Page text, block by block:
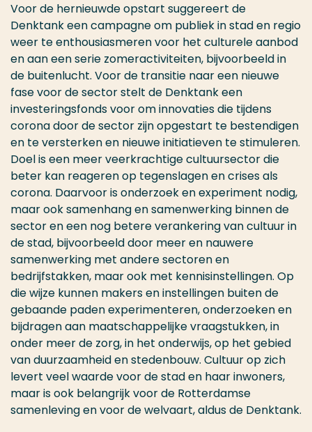
Voor de hernieuwde opstart suggereert de
Denktank een campagne om publiek in stad en regio
weer te enthousiasmeren voor het culturele aanbod
en aan een serie zomeractiviteiten, bijvoorbeeld in
de buitenlucht. Voor de transitie naar een nieuwe
fase voor de sector stelt de Denktank een
investeringsfonds voor om innovaties die tijdens
corona door de sector zijn opgestart te bestendigen
en te versterken en nieuwe initiatieven te stimuleren.
Doel is een meer veerkrachtige cultuursector die
beter kan reageren op tegenslagen en crises als
corona. Daarvoor is onderzoek en experiment nodig,
maar ook samenhang en samenwerking binnen de
sector en een nog betere verankering van cultuur in
de stad, bijvoorbeeld door meer en nauwere
samenwerking met andere sectoren en
bedrijfstakken, maar ook met kennisinstellingen. Op
die wijze kunnen makers en instellingen buiten de
gebaande paden experimenteren, onderzoeken en
bijdragen aan maatschappelijke vraagstukken, in
onder meer de zorg, in het onderwijs, op het gebied
van duurzaamheid en stedenbouw. Cultuur op zich
levert veel waarde voor de stad en haar inwoners,
maar is ook belangrijk voor de Rotterdamse
samenleving en voor de welvaart, aldus de Denktank.